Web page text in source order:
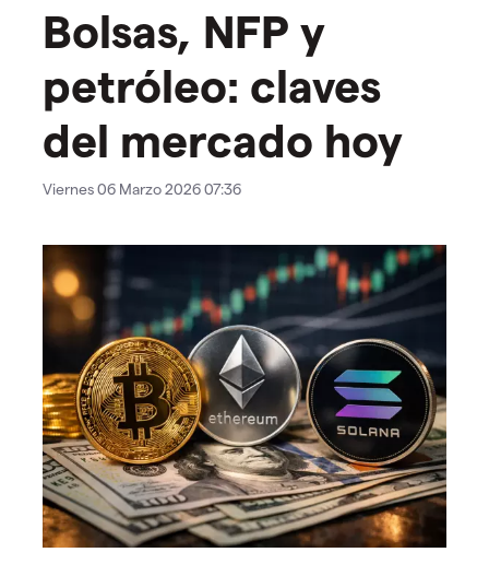
Bolsas, NFP y
petróleo: claves
del mercado hoy
Viernes 06 Marzo 2026 07:36